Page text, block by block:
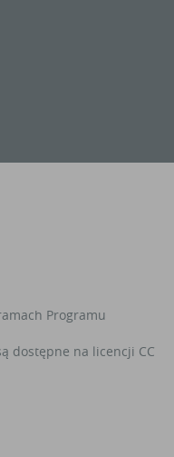
Programu
dostępne na licencji CC